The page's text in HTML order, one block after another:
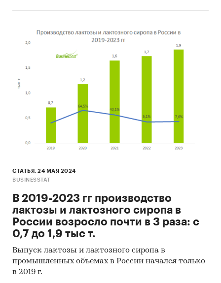
учетом требований банка,
поставщиков.
экономики
Животноводство, молочная
Суть проекта
на
1200
голштинской породы (со
удойностью***
л / гол. /
/ год;
3. Производство
органического удобрения в
объеме
Инициатор
проекта
ООО «Счастливая
СТАТЬЯ, 24 МАЯ 2024
BUSINESSTAT
В 2019-2023 гг производство
лактозы и лактозного сиропа в
России возросло почти в 3 раза: с
0,7 до 1,9 тыс т.
Выпуск лактозы и лактозного сиропа в
промышленных объемах в России начался только
в 2019 г.